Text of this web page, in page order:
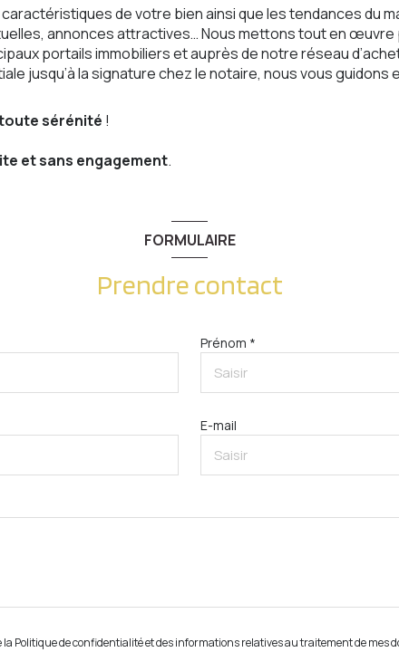
caractéristiques de votre bien ainsi que les tendances du
annonces attractives… Nous mettons tout en
portails immobiliers et auprès de notre réseau
jusqu’à la signature chez le notaire, nous vous
sérénité !
et sans engagement.
FORMULAIRE
Prendre contact
Prénom *
E-mail
Politique de confidentialité et des informations relatives au traitement de mes